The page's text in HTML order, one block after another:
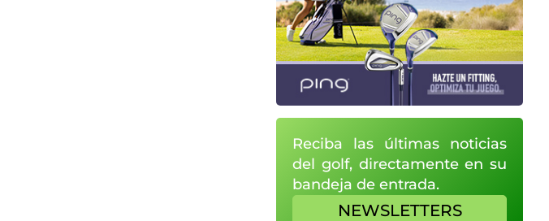
Reciba las últimas noticias
del golf, directamente en su
bandeja de entrada.
NEWSLETTERS